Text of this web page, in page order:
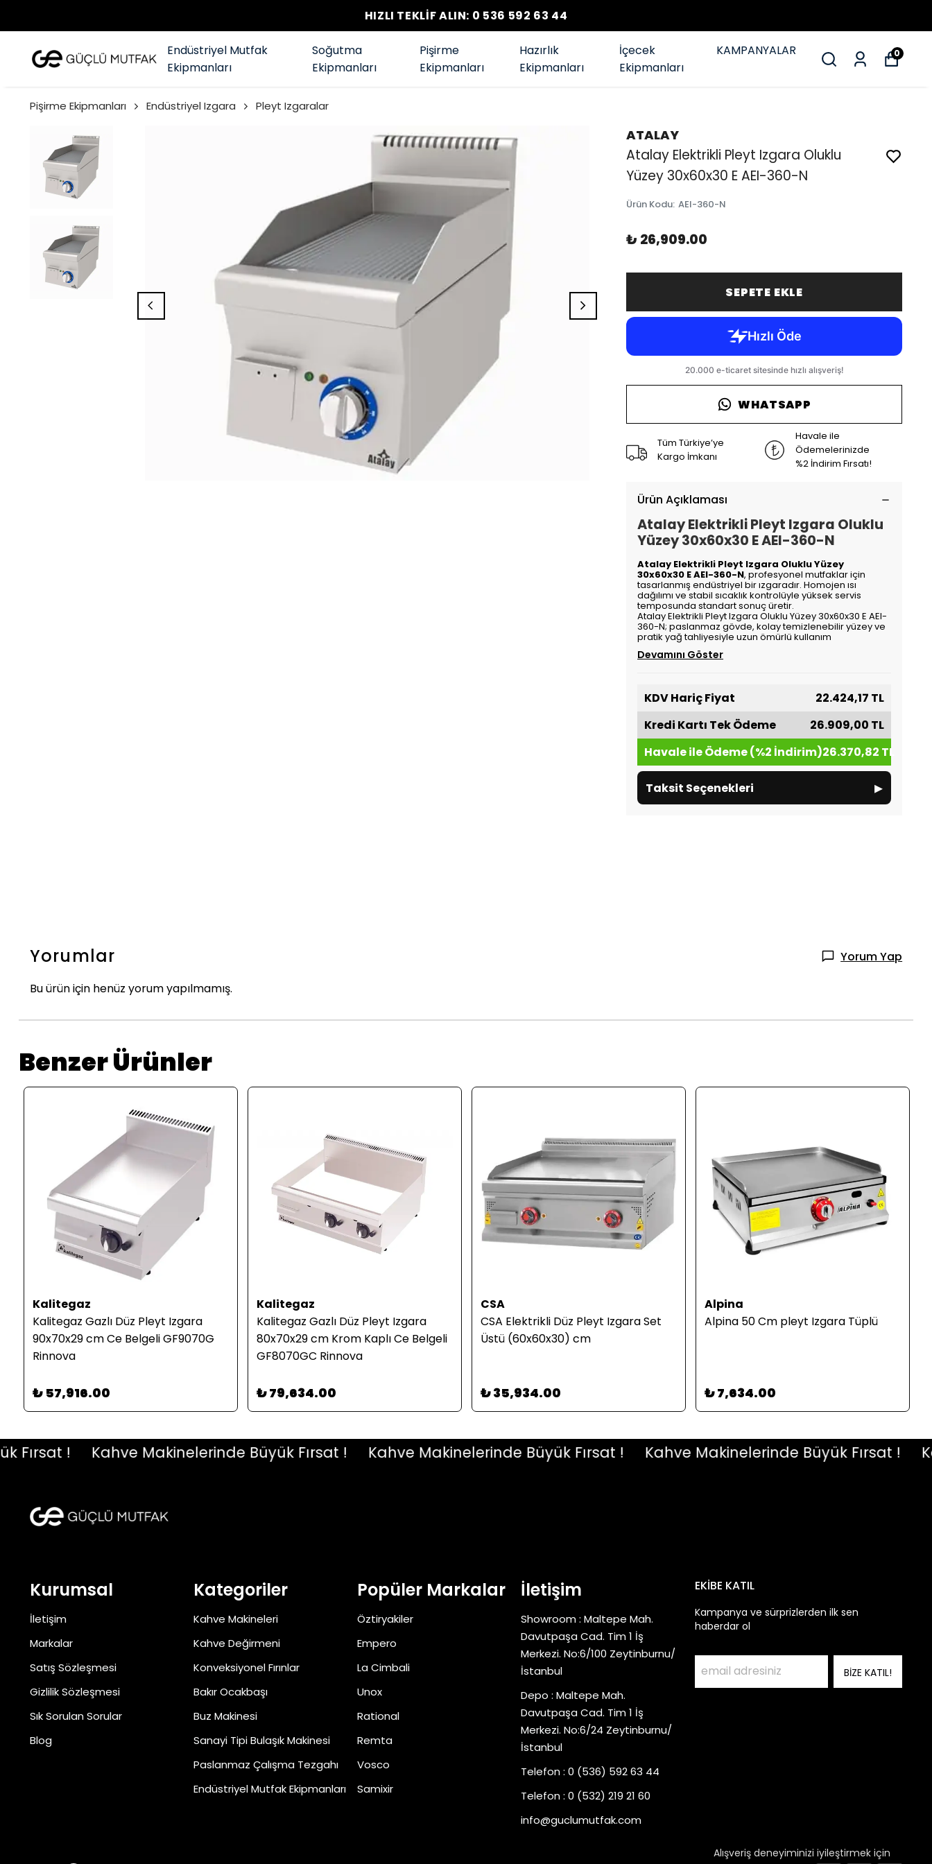
HIZLI TEKLİF ALIN: 0 536 592 63 44
Endüstriyel Mutfak
Ekipmanları
Soğutma
Ekipmanları
Pişirme
Ekipmanları
Hazırlık
Ekipmanları
İçecek
Ekipmanları
KAMPANYALAR 0
Alışveriş deneyiminizi iyileştirmek için
Pişirme Ekipmanları Endüstriyel Izgara Pleyt Izgaralar
ATALAY
Atalay Elektrikli Pleyt Izgara Oluklu
Yüzey 30x60x30 E AEI-360-N
Ürün Kodu: AEI-360-N
₺ 26,909.00
SEPETE EKLE
WHATSAPP
Tüm Türkiye’ye
Kargo İmkanı
Havale ile
Ödemelerinizde
%2 İndirim Fırsatı!
Ürün Açıklaması
Atalay Elektrikli Pleyt Izgara Oluklu
Yüzey 30x60x30 E AEI-360-N
Atalay Elektrikli Pleyt Izgara Oluklu Yüzey
30x60x30 E AEI-360-N, profesyonel mutfaklar için
tasarlanmış endüstriyel bir ızgaradır. Homojen ısı
dağılımı ve stabil sıcaklık kontrolüyle yüksek servis
temposunda standart sonuç üretir.
Atalay Elektrikli Pleyt Izgara Oluklu Yüzey 30x60x30 E AEI-
360-N; paslanmaz gövde, kolay temizlenebilir yüzey ve
pratik yağ tahliyesiyle uzun ömürlü kullanım
Devamını Göster
KDV Hariç Fiyat
22.424,17 TL
Kredi Kartı Tek Ödeme
26.909,00 TL
Havale ile Ödeme (%2 İndirim)26.370,82 TL
Taksit Seçenekleri ▸
Yorumlar Yorum Yap
Bu ürün için henüz yorum yapılmamış.
Benzer Ürünler
Kalitegaz
Kalitegaz Gazlı Düz Pleyt Izgara
90x70x29 cm Ce Belgeli GF9070G
Rinnova
₺ 57,916.00
Kalitegaz
Kalitegaz Gazlı Düz Pleyt Izgara
80x70x29 cm Krom Kaplı Ce Belgeli
GF8070GC Rinnova
₺ 79,634.00
CSA
CSA Elektrikli Düz Pleyt Izgara Set
Üstü (60x60x30) cm
₺ 35,934.00
Alpina
Alpina 50 Cm pleyt Izgara Tüplü
₺ 7,634.00
! Kahve Makinelerinde Büyük Fırsat ! Kahve Makinelerinde Büyük Fırsat ! Kahve Makinelerinde Büyük Fırsat !
Kurumsal
İletişim
Markalar
Satış Sözleşmesi
Gizlilik Sözleşmesi
Sık Sorulan Sorular
Blog
Kategoriler
Kahve Makineleri
Kahve Değirmeni
Konveksiyonel Fırınlar
Bakır Ocakbaşı
Buz Makinesi
Sanayi Tipi Bulaşık Makinesi
Paslanmaz Çalışma Tezgahı
Endüstriyel Mutfak Ekipmanları
Popüler Markalar
Öztiryakiler
Empero
La Cimbali
Unox
Rational
Remta
Vosco
Samixir
İletişim
Showroom : Maltepe Mah.
Davutpaşa Cad. Tim 1 İş
Merkezi. No:6/100 Zeytinburnu/
İstanbul
Depo : Maltepe Mah.
Davutpaşa Cad. Tim 1 İş
Merkezi. No:6/24 Zeytinburnu/
İstanbul
Telefon : 0 (536) 592 63 44
Telefon : 0 (532) 219 21 60
info@guclumutfak.com
EKİBE KATIL
Kampanya ve sürprizlerden ilk sen
haberdar ol
BİZE KATIL!